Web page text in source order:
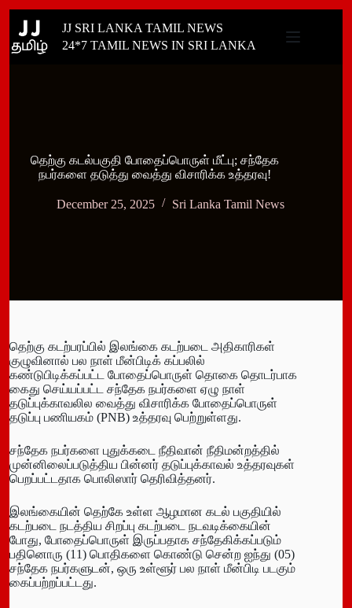
content
JJ SRI LANKA TAMIL NEWS
24*7 TAMIL NEWS IN SRI LANKA
தெற்கு கடல்பகுதி போதைப்பொருள் மீட்பு; சந்தேக
நபர்களை தடுத்து வைத்து விசாரிக்க உத்தரவு!
December 25, 2025 Sri Lanka Tamil News
தெற்கு கடற்பரப்பில் இலங்கை கடற்படை அதிகாரிகள்
குழுவினால் பல நாள் மீன்பிடிக் கப்பலில்
கண்டுபிடிக்கப்பட்ட போதைப்பொருள் தொகை தொடர்பாக
கைது செய்யப்பட்ட சந்தேக நபர்களை ஏழு நாள்
தடுப்புக்காவலில வைத்து விசாரிக்க போதைப்பொருள்
தடுப்பு பணியகம் (PNB) உத்தரவு பெற்றுள்ளது.
சந்தேக நபர்களை புதுக்கடை நீதிவான் நீதிமன்றத்தில்
முன்னிலைப்படுத்திய பின்னர் தடுப்புக்காவல் உத்தரவுகள்
பெறப்பட்டதாக பொலிஸார் தெரிவித்தனர்.
இலங்கையின் தெற்கே உள்ள ஆழமான கடல் பகுதியில்
கடற்படை நடத்திய சிறப்பு கடற்படை நடவடிக்கையின்
போது, போதைப்பொருள் இருப்பதாக சந்தேகிக்கப்படும்
பதினொரு (11) பொதிகளை கொண்டு சென்ற ஐந்து (05)
சந்தேக நபர்களுடன், ஒரு உள்ளூர் பல நாள் மீன்பிடி படகும்
கைப்பற்றப்பட்டது.